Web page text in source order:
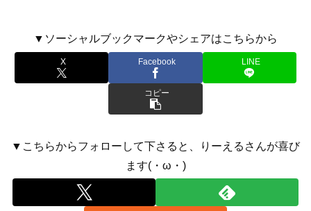
▼ソーシャルブックマークやシェアはこちらから
X Facebook LINE
コピー
▼こちらからフォローして下さると、りーえるさんが喜び
ます(・ω・)